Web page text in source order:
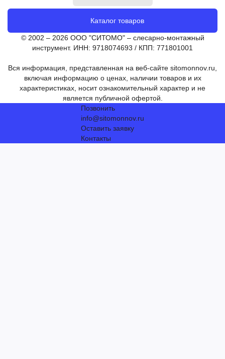
Каталог товаров
© 2002 – 2026 ООО "СИТОМО" – слесарно-монтажный
инструмент. ИНН: 9718074693 / КПП: 771801001
Вся информация, представленная на веб-сайте sitomonnov.ru,
включая информацию о ценах, наличии товаров и их
характеристиках, носит ознакомительный характер и не
является публичной офертой.
Позвонить
info@sitomonnov.ru
Оставить заявку
Контакты